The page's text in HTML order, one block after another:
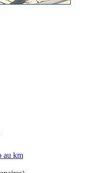
au km